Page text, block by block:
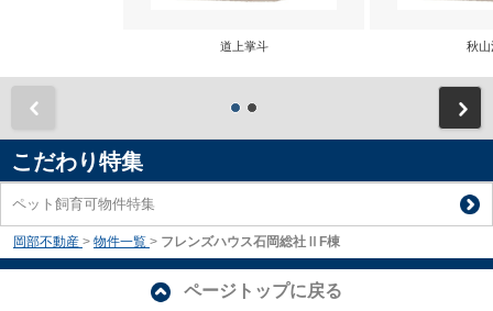
道上掌斗 秋山
こだわり特集
ペット飼育可物件特集
岡部不動産 > 物件一覧 > フレンズハウス石岡総社ⅡF棟
ページトップに戻る